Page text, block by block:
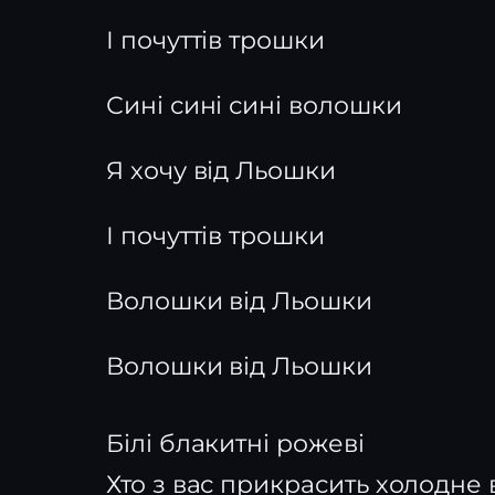
І почуттів трошки
Сині сині сині волошки
Я хочу від Льошки
І почуттів трошки
Волошки від Льошки
Волошки від Льошки
Білі блакитні рожеві
Хто з вас прикрасить холодне